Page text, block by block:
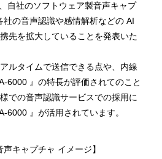
自社のソフトウェア製音声キャプ
の音声認識や感情解析などの AI
先を拡大していることを発表いた
ルタイムで送信できる点や、内線
6000 』の特長が評価されてのこと
での音声認識サービスでの採用に
6000 』が活用されています。
キャプチャ イメージ】